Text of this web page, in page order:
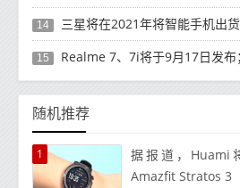
14 三星将在2021年将智能手机出
15 Realme 7、7i将于9月17日发布；
随机推荐
1
据报道，Huami
Amazfit Stratos 3